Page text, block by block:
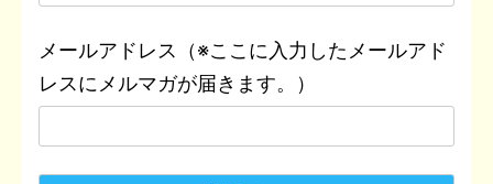
メールアドレス（※ここに入力したメールアド
レスにメルマガが届きます。）